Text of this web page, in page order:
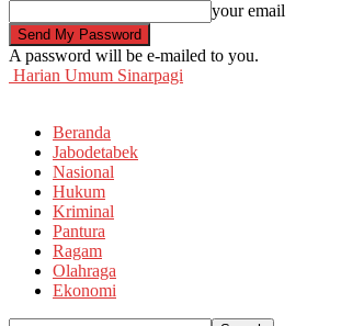
your email
A password will be e-mailed to you.
Harian Umum Sinarpagi
Beranda
Jabodetabek
Nasional
Hukum
Kriminal
Pantura
Ragam
Olahraga
Ekonomi